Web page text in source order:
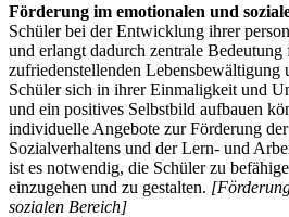
Förderung im emotionalen und
Schüler bei der Entwicklung ihrer
und erlangt dadurch zentrale
zufriedenstellenden Lebensbewältigung
Schüler sich in ihrer Einmaligkeit und
und ein positives Selbstbild aufbauen
individuelle Angebote zur Förderung
Sozialverhaltens und der Lern- und
ist es notwendig, die Schüler zu
einzugehen und zu gestalten.
sozialen Bereich]